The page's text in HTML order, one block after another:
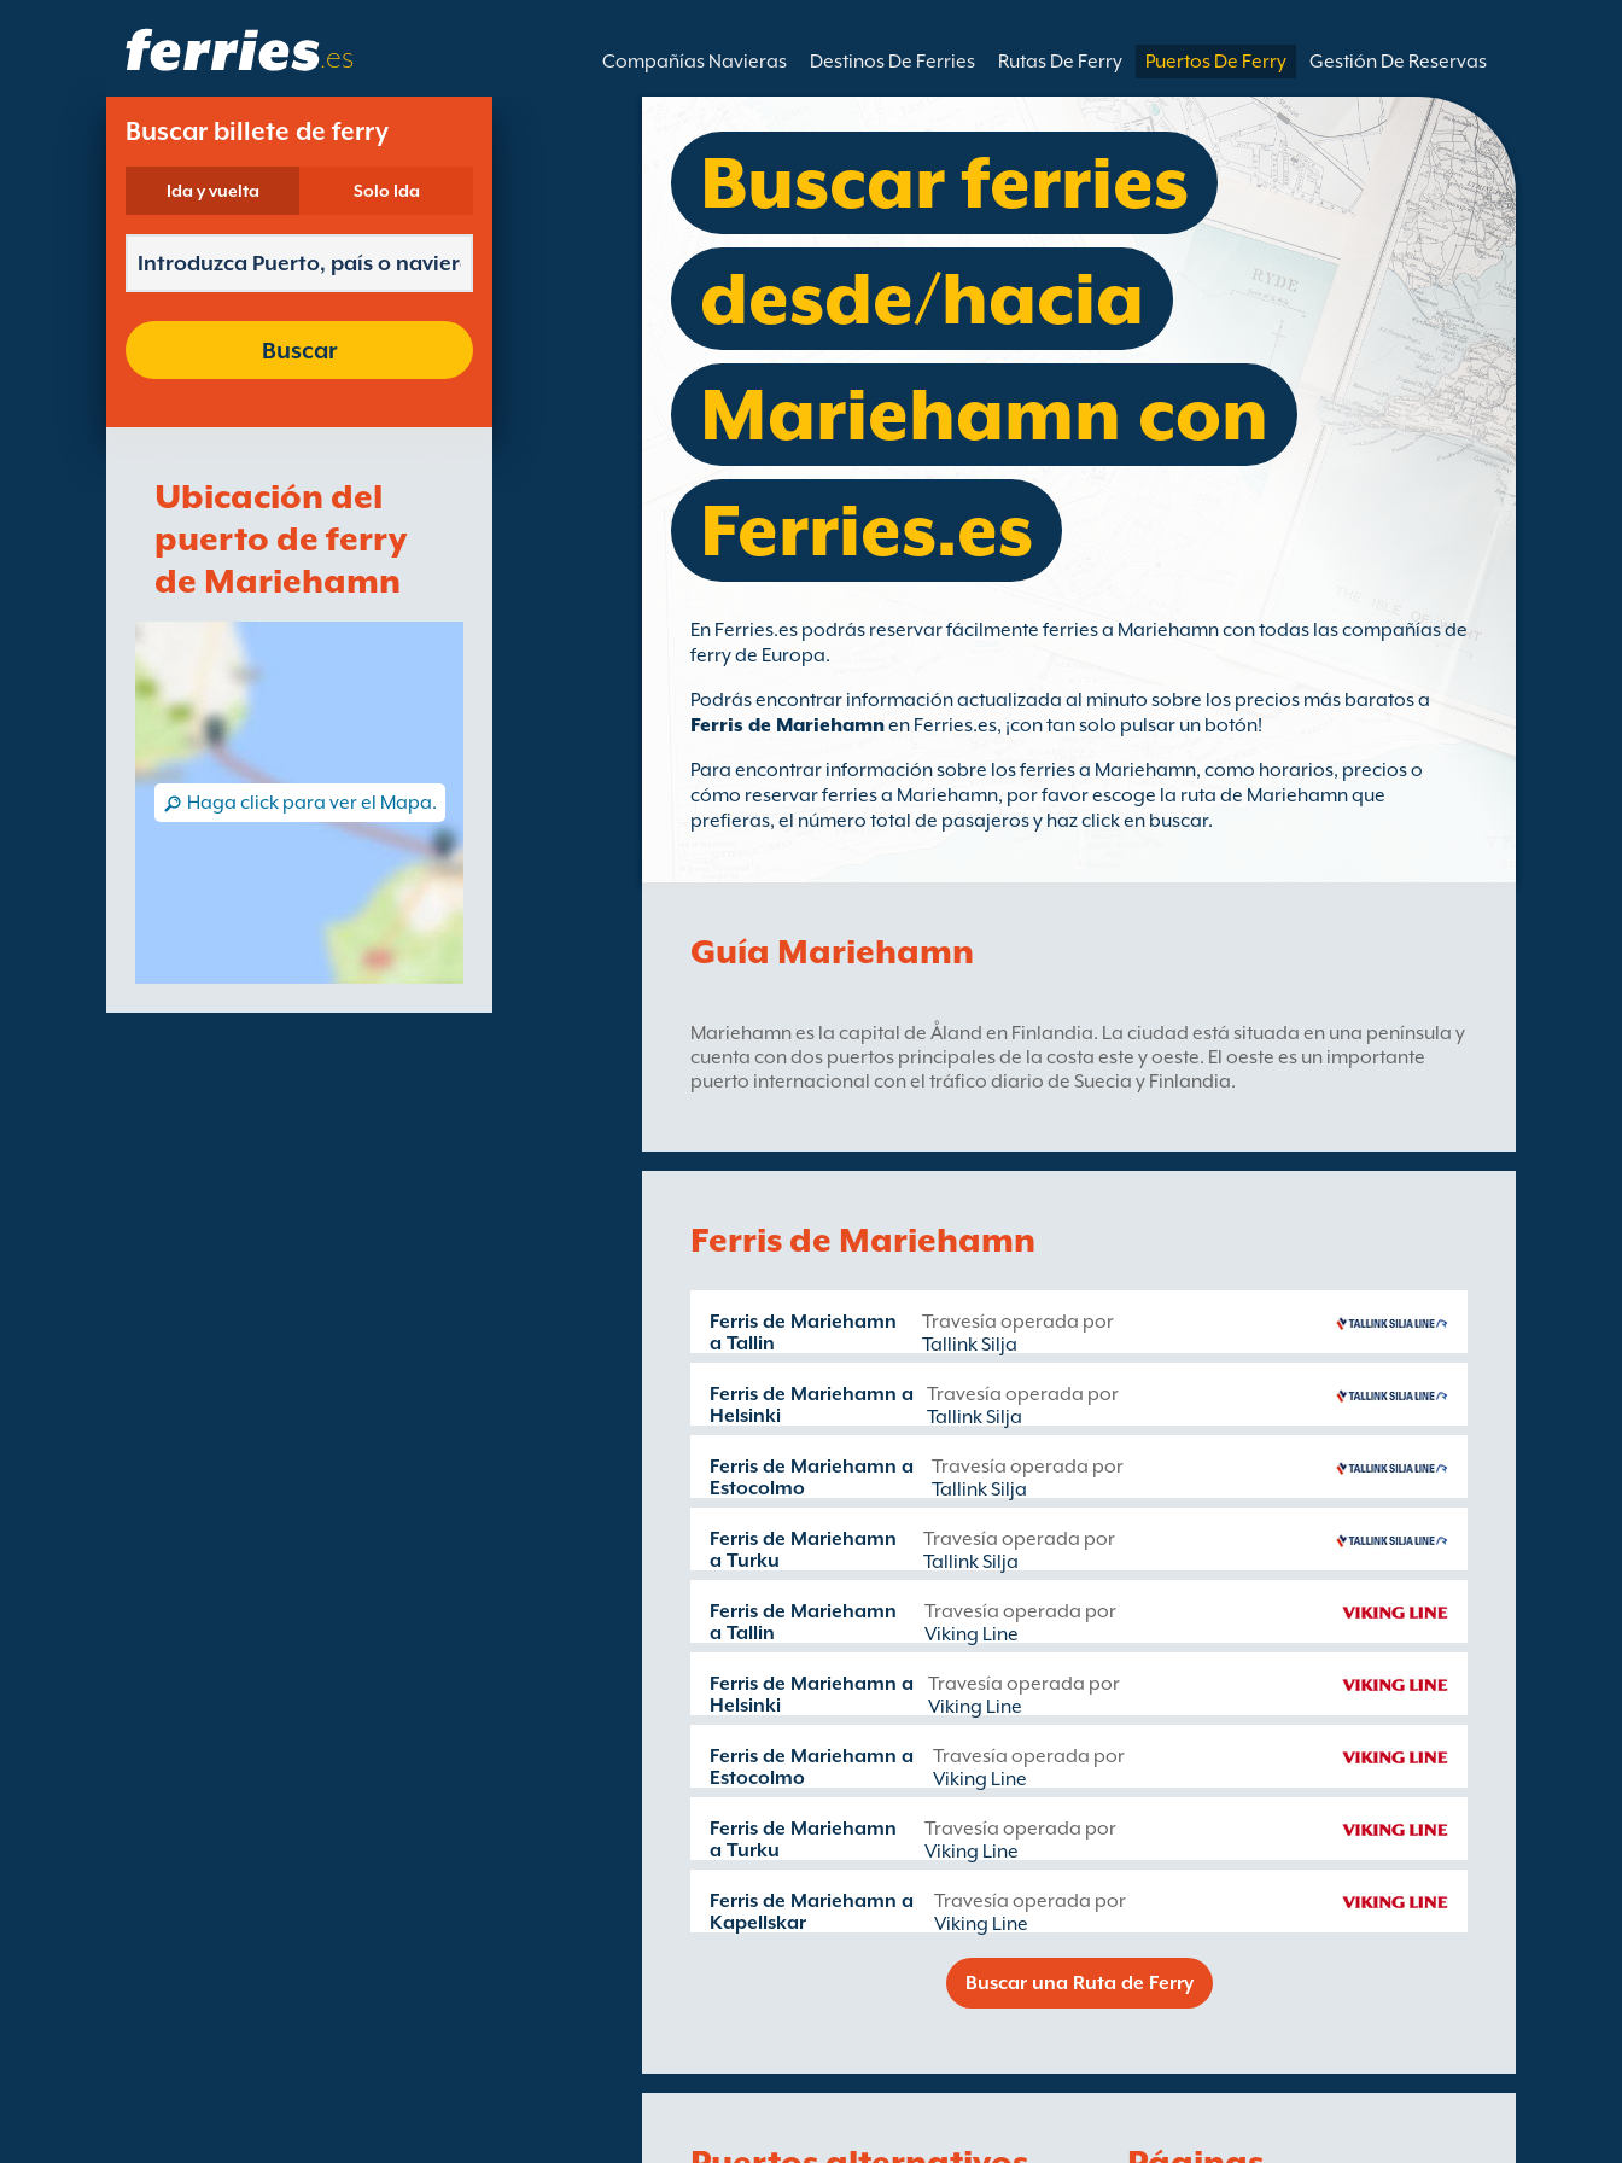
.es Compañías Navieras Destinos De Ferries Rutas De Ferry Puertos De Ferry Gestión De Reservas
Buscar billete de ferry
Ida y vuelta Solo Ida
Buscar
Ubicación del
puerto de ferry
de Mariehamn
Haga click para ver el Mapa.
Buscar ferries
desde/hacia
Mariehamn con
Ferries.es
En Ferries.es podrás reservar fácilmente ferries a Mariehamn con todas las compañías de
ferry de Europa.
Podrás encontrar información actualizada al minuto sobre los precios más baratos a
Ferris de Mariehamnen Ferries.es, ¡con tan solo pulsar un botón!
Para encontrar información sobre los ferries a Mariehamn, como horarios, precios o
cómo reservar ferries a Mariehamn, por favor escoge la ruta de Mariehamn que
prefieras, el número total de pasajeros y haz click en buscar.
Guía Mariehamn
Mariehamn es la capital de Åland en Finlandia. La ciudad está situada en una península y
cuenta con dos puertos principales de la costa este y oeste. El oeste es un importante
puerto internacional con el tráfico diario de Suecia y Finlandia.
Ferris de Mariehamn
Ferris de Mariehamn
a Tallin
Travesía operada por
Tallink Silja
Ferris de Mariehamn a
Helsinki
Travesía operada por
Tallink Silja
Ferris de Mariehamn a
Estocolmo
Travesía operada por
Tallink Silja
Ferris de Mariehamn
a Turku
Travesía operada por
Tallink Silja
Ferris de Mariehamn
a Tallin
Travesía operada por
Viking Line
Ferris de Mariehamn a
Helsinki
Travesía operada por
Viking Line
Ferris de Mariehamn a
Estocolmo
Travesía operada por
Viking Line
Ferris de Mariehamn
a Turku
Travesía operada por
Viking Line
Ferris de Mariehamn a
Kapellskar
Travesía operada por
Viking Line
Buscar una Ruta de Ferry